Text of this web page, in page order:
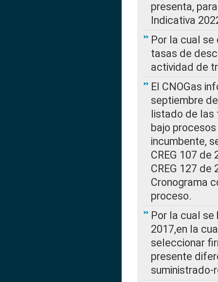
presenta,
Indicativa
Por la cual
tasas de
actividad de
El CNOGas
septiembre
listado de las
bajo
incumbente,
CREG 107
CREG 127 de
Cronograma
proceso.
Por la cual se
2017,en la
seleccionar
presente